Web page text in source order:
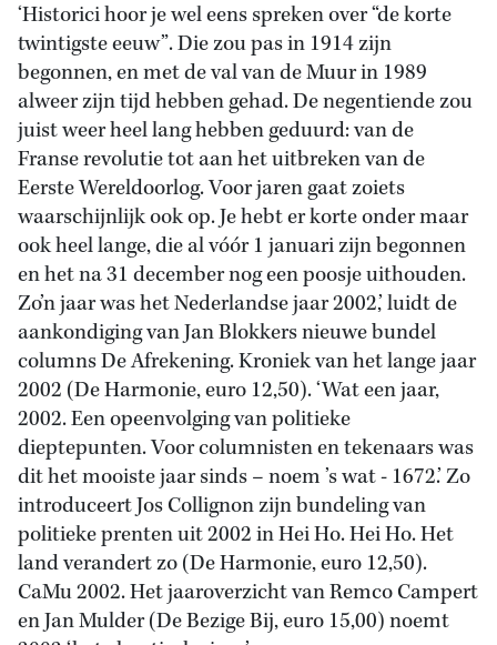
‘Historici hoor je wel eens spreken over “de korte
twintigste eeuw”. Die zou pas in 1914 zijn
begonnen, en met de val van de Muur in 1989
alweer zijn tijd hebben gehad. De negentiende zou
juist weer heel lang hebben geduurd: van de
Franse revolutie tot aan het uitbreken van de
Eerste Wereldoorlog. Voor jaren gaat zoiets
waarschijnlijk ook op. Je hebt er korte onder maar
ook heel lange, die al vóór 1 januari zijn begonnen
en het na 31 december nog een poosje uithouden.
Zo’n jaar was het Nederlandse jaar 2002,’ luidt de
aankondiging van Jan Blokkers nieuwe bundel
columns De Afrekening. Kroniek van het lange jaar
2002 (De Harmonie, euro 12,50). ‘Wat een jaar,
2002. Een opeenvolging van politieke
dieptepunten. Voor columnisten en tekenaars was
dit het mooiste jaar sinds – noem ’s wat - 1672.’ Zo
introduceert Jos Collignon zijn bundeling van
politieke prenten uit 2002 in Hei Ho. Hei Ho. Het
land verandert zo (De Harmonie, euro 12,50).
CaMu 2002. Het jaaroverzicht van Remco Campert
en Jan Mulder (De Bezige Bij, euro 15,00) noemt